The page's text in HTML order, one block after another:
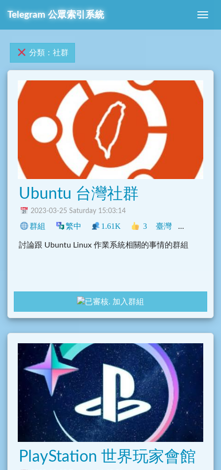
Telegram 公眾索引系統
分類：社群
Ubuntu 台灣社群
2023-03-25 Saturday 15:03:14
群組 繁中 1.61K 3 臺灣 程式
討論跟 Ubuntu Linux 作業系統相關的事情的群組
加入群組
PlayStation 世界玩家會館